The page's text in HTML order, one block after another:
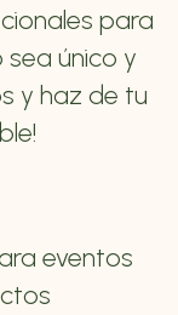
para
único y
y haz de tu
eventos